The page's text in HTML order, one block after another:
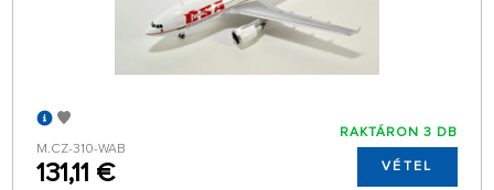
M.CZ-310-WAB
131,11 €
RAKTÁRON 3 DB
VÉTEL